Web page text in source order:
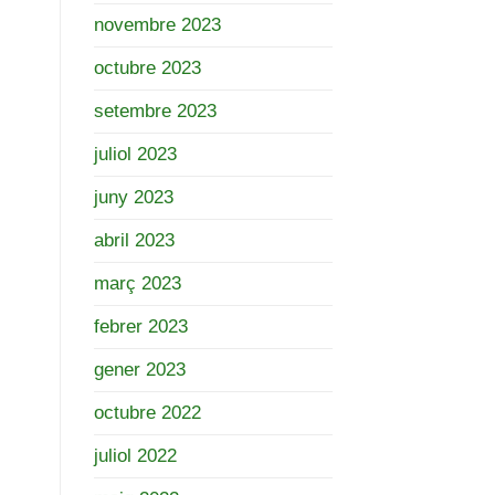
novembre 2023
octubre 2023
setembre 2023
juliol 2023
juny 2023
abril 2023
març 2023
febrer 2023
gener 2023
octubre 2022
juliol 2022